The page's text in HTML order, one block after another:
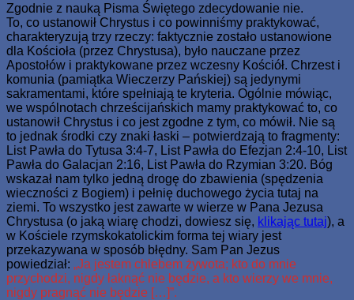
Zgodnie z nauką Pisma Świętego zdecydowanie nie.
To, co ustanowił Chrystus i co powinniśmy praktykować,
charakteryzują trzy rzeczy: faktycznie zostało ustanowione
dla Kościoła (przez Chrystusa), było nauczane przez
Apostołów i praktykowane przez wczesny Kościół. Chrzest i
komunia (pamiątka Wieczerzy Pańskiej) są jedynymi
sakramentami, które spełniają te kryteria. Ogólnie mówiąc,
we wspólnotach chrześcijańskich mamy praktykować to, co
ustanowił Chrystus i co jest zgodne z tym, co mówił. Nie są
to jednak środki czy znaki łaski – potwierdzają to fragmenty:
List Pawła do Tytusa 3:4-7, List Pawła do Efezjan 2:4-10, List
Pawła do Galacjan 2:16, List Pawła do Rzymian 3:20. Bóg
wskazał nam tylko jedną drogę do zbawienia (spędzenia
wieczności z Bogiem) i pełnię duchowego życia tutaj na
ziemi. To wszystko jest zawarte w wierze w Pana Jezusa
Chrystusa (o jaką wiarę chodzi, dowiesz się, klikając tutaj), a
w Kościele rzymskokatolickim forma tej wiary jest
przekazywana w sposób błędny. Sam Pan Jezus
powiedział: „Ja jestem chlebem żywota; kto do mnie
przychodzi, nigdy łaknąć nie będzie, a kto wierzy we mnie,
nigdy pragnąć nie będzie […]”.